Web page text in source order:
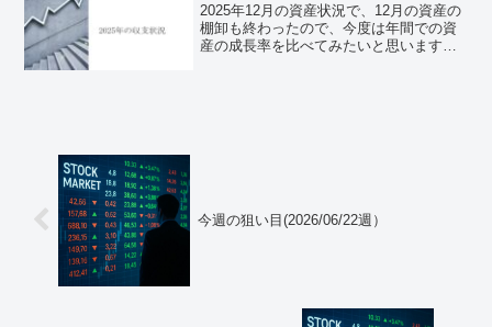
2025年12月の資産状況で、12月の資産の
棚卸も終わったので、今度は年間での資
産の成長率を比べてみたいと思います。
今週の狙い目(2026/06/22週）